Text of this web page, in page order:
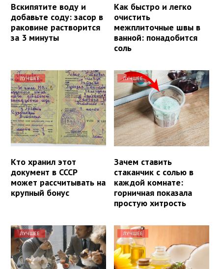
Вскипятите воду и
добавьте соду: засор в
раковине растворится
за 3 минуты
Как быстро и легко
очистить
межплиточные швы в
ванной: понадобится
соль
ЛУЧШЕЕ
Кто хранил этот
документ в СССР
может рассчитывать на
крупный бонус
ЛУЧШЕЕ
Зачем ставить
стаканчик с солью в
каждой комнате:
горничная показала
простую хитрость
ЛУЧШЕЕ ЛУЧШЕЕ